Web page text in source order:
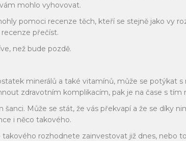
mohlo vyhovovat.
pomoci recenze těch, kteří se stejně jako vy
přečíst.
než bude pozdě.
minerálů a také vitamínů, může se potýkat
zdravotním komplikacím, pak je na čase s tím
Může se stát, že vás překvapí a že se díky
i něco takového.
takového rozhodnete zainvestovat již dnes, nebo